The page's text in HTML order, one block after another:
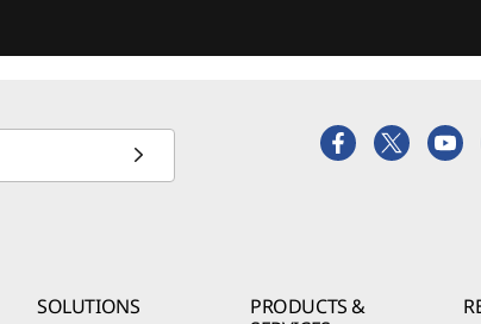
SOLUTIONS
PRODUCTS &